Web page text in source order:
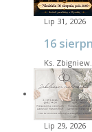
Lip 31, 2026
16
Ks.
Lip 29, 2026